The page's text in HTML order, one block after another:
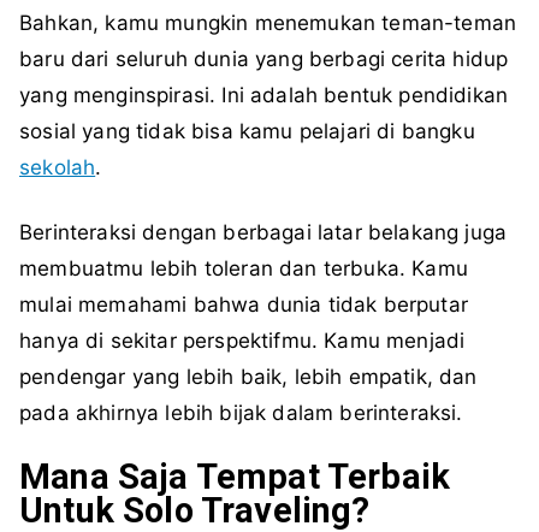
Bahkan, kamu mungkin menemukan teman-teman
baru dari seluruh dunia yang berbagi cerita hidup
yang menginspirasi. Ini adalah bentuk pendidikan
sosial yang tidak bisa kamu pelajari di bangku
sekolah.
Berinteraksi dengan berbagai latar belakang juga
membuatmu lebih toleran dan terbuka. Kamu
mulai memahami bahwa dunia tidak berputar
hanya di sekitar perspektifmu. Kamu menjadi
pendengar yang lebih baik, lebih empatik, dan
pada akhirnya lebih bijak dalam berinteraksi.
Mana Saja Tempat Terbaik
Untuk Solo Traveling?